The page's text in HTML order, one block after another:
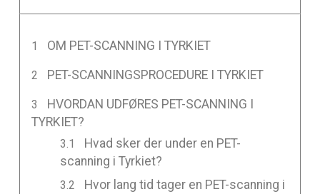
OM PET-SCANNING I TYRKIET
PET-SCANNINGSPROCEDURE I TYRKIET
HVORDAN UDFØRES PET-SCANNING I
TYRKIET?
Hvad sker der under en PET-
scanning i Tyrkiet?
Hvor lang tid tager en PET-scanning i